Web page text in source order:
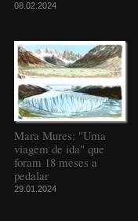
08.02.2024
Mara Mures: "Uma
viagem de ida" que
foram 18 meses a
pedalar
29.01.2024